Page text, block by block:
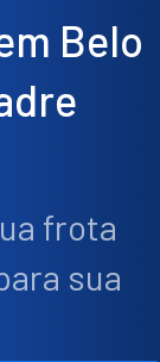
Belo
frota
sua